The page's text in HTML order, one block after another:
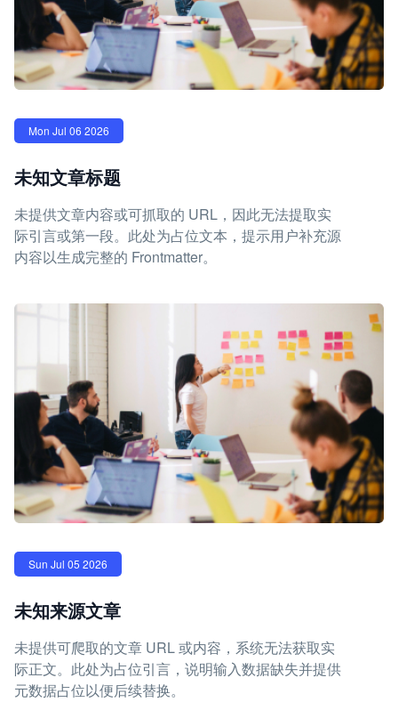
Mon Jul 06 2026
未知文章标题
未提供文章内容或可抓取的 URL，因此无法提取实
际引言或第一段。此处为占位文本，提示用户补充源
内容以生成完整的 Frontmatter。
Sun Jul 05 2026
未知来源文章
未提供可爬取的文章 URL 或内容，系统无法获取实
际正文。此处为占位引言，说明输入数据缺失并提供
元数据占位以便后续替换。